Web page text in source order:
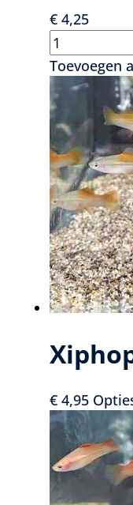
€ 4,25
Trichopsis
vittata
–
aantal
Toevoegen
€ 4,95